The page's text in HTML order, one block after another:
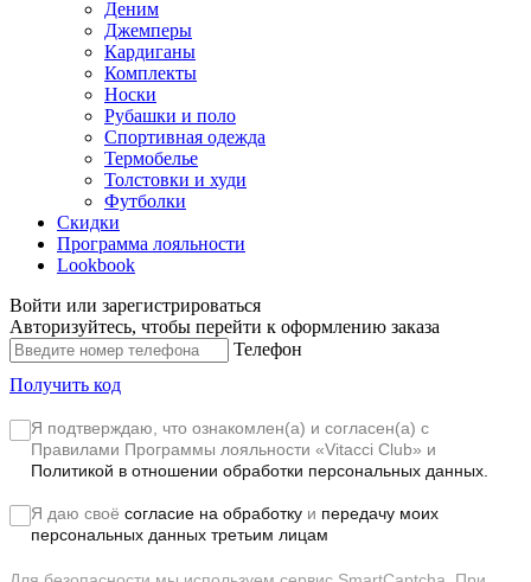
Деним
Джемперы
Кардиганы
Комплекты
Носки
Рубашки и поло
Спортивная одежда
Термобелье
Толстовки и худи
Футболки
Скидки
Программа лояльности
Lookbook
Войти или зарегистрироваться
Авторизуйтесь, чтобы перейти к оформлению заказа
Телефон
Получить код
Я подтверждаю, что ознакомлен(а) и согласен(а) с
Правилами Программы лояльности «Vitacci Club» и
Политикой в отношении обработки персональных данных.
Я даю своё согласие на обработку и передачу моих
персональных данных третьим лицам